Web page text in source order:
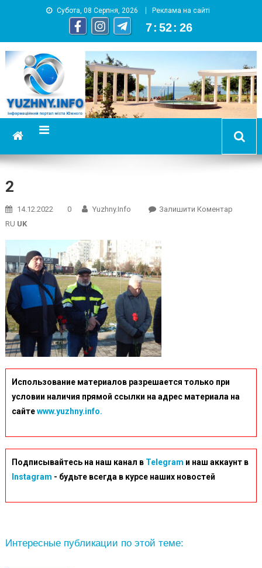
Субота, 08 Серпня, 2026 Реклама на сайті
7 : 52 : 27
YUZHNY.INFO
информационный портал города Южный
2
14.12.2022 0 Yuzhny.info Залишити КоментарOn
RU UK
Использование материалов разрешается только при
условии наличия прямой ссылки на адрес материала на
сайтеwww.yuzhny.info.
Подписывайтесь на наш канал в Telegram и наш аккаунт в
Instagram - будьте всегда в курсе наших новостей
Интересные публикации по этой теме: